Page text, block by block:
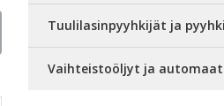
Tuulilasinpyyhkijät ja
Vaihteistoöljyt ja